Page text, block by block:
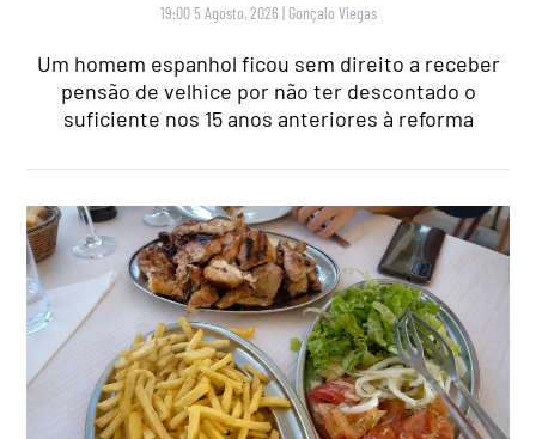
19:00 5 Agosto, 2026 | Gonçalo Viegas
Um homem espanhol ficou sem direito a receber
pensão de velhice por não ter descontado o
suficiente nos 15 anos anteriores à reforma